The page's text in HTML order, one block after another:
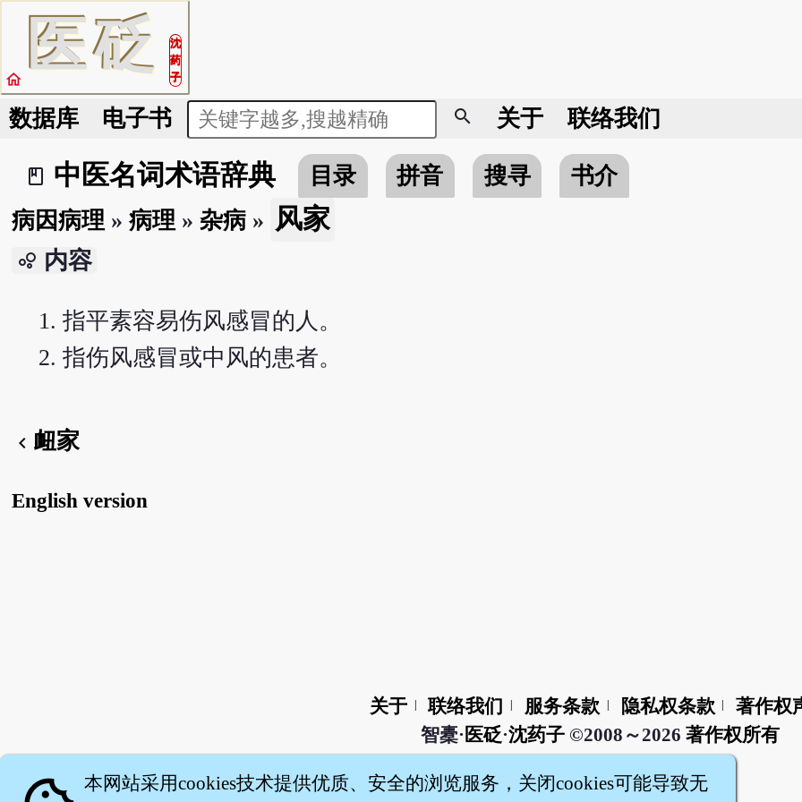
医砭
沈
药
子
home
数据库 电子书 search 关于 联络我们
book_2
中医名词术语辞典 目录 拼音 搜寻
书介
病因病理 » 病理 » 杂病» 风家
bubble_chart 内容
指平素容易伤风感冒的人。
指伤风感冒或中风的患者。
chevron_left 衄家
English version
关于 联络我们 服务条款 隐私权条款
著作权
智橐· 医砭·沈药子©2008～2026 著作权所有
本网站采用cookies技术提供优质、安全的浏览服务，关闭cookies可能导致无